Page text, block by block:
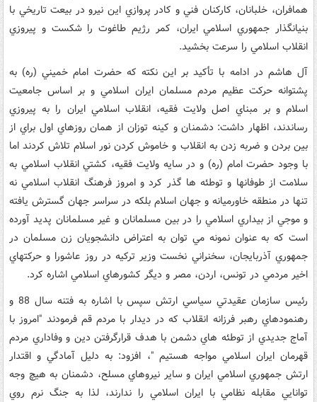
همافران، خلبانان، کارکنان فني و کادر پروازي اين نيرو در بيعت تاريخي با
بنيانگذار جمهوري اسلامي ايران، کمر رژيم طاغوت را شکست و پيروزي
انقلاب اسلامي را سرعت بخشيد.
آل هاشم در ادامه با تأکيد بر اين نکته که حضرت امام خميني (ره) به
پشتوانه حرکت عظيم مردم مسلمان ايران اسلامي و بر اساس جامعيت
اسلام و بر مبناي اصل ولايت فقيه، انقلاب اسلامي ايران را به پيروزي
رساندند، اظهار داشت: دشمنان و کينه توزان از همان روزهاي اول براي از
بين بردن و ضربه زدن به انقلاب و خاموش کردن نور اسلام تلاش کردند اما
با وجود حضرت امام (ره) و در سايه ولايت فقيه، کشتي انقلاب اسلامي به
سلامت از طوفانها و توطئه ها گذر کرد و امروز فرهنگ انقلاب اسلامي نه
تنها در منطقه خاورميانه و جهان اسلام بلکه در سراسر جهان گسترش يافته
و موجي از بيداري اسلامي را در بين مسلمانان و غير مسلمانان پديد آورده
است که به عنوان نمونه مي توان به اعتراض دانشجويان زن مسلمان در
جمهوري آذربايجان، سخنراني نخست وزير ترکيه در روز عاشورا و حرکتهاي
اخير مردمي در تونس، اردن، مصر و ديگر کشورهاي اسلامي اشاره کرد.
رئيس سازمان عقيدتي سياسي ارتش سپس با اشاره به فتنه سال 88 و
رهنمودهاي رهبر فرزانه انقلاب که در ديدار با مردم قم فرمودند "امروز با
آماج جديدي از توطئه هاي دشمن با هدف قرارگرفتن دين و وفاداري مردم
قهرمان ايران اسلامي مواجه هستيم "، افزود: به دليل آمادگي و اقتدار
ارتش جمهوري اسلامي ايران و ساير نيروهاي مسلح، دشمنان به هيچ وجه
توانايي مقابله نظامي با ايران اسلامي را ندارند، لذا به جنگ نرم روي